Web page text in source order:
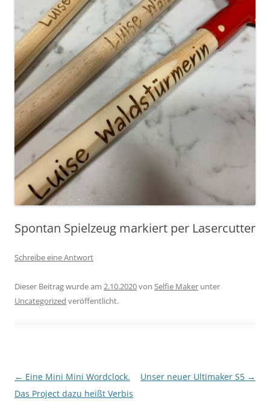
Spontan Spielzeug markiert per Lasercutter
Schreibe eine Antwort
Dieser Beitrag wurde am 2.10.2020von Selfie Maker unter
Uncategorized veröffentlicht.
Beitragsnavigation
← Eine Mini Mini Wordclock.
Das Project dazu heißt Verbis
Unser neuer Ultimaker S5 →